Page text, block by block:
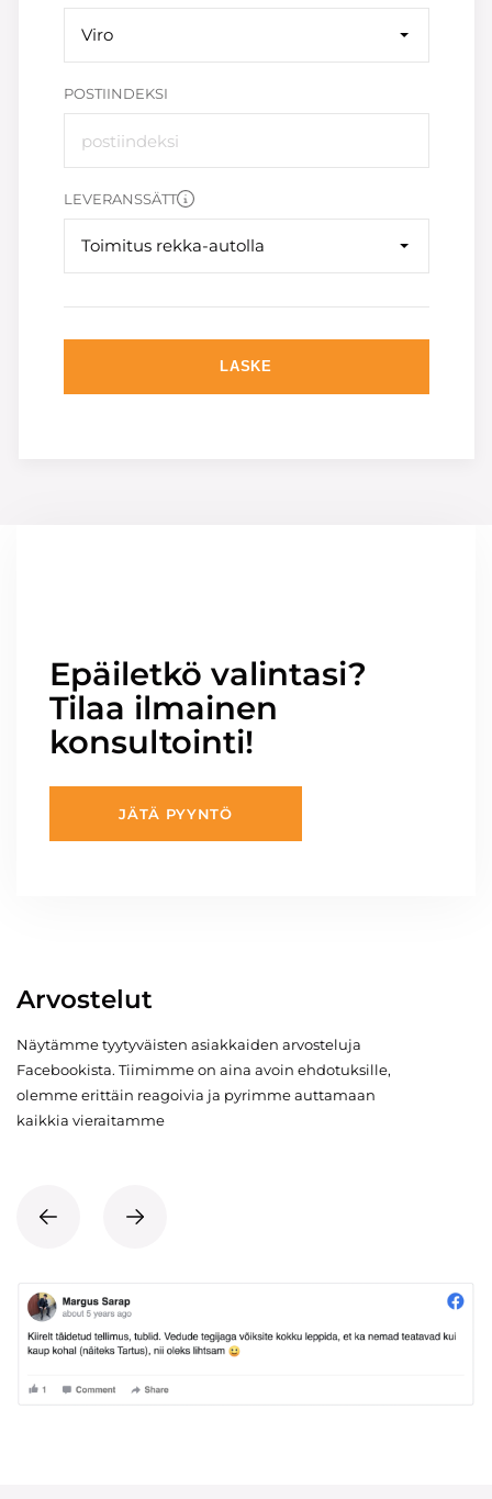
Viro
POSTIINDEKSI
LEVERANSSÄTT
Toimitus rekka-autolla
LASKE
Epäiletkö valintasi?
Tilaa ilmainen
konsultointi!
JÄTÄ PYYNTÖ
Arvostelut
Näytämme tyytyväisten asiakkaiden arvosteluja
Facebookista. Tiimimme on aina avoin ehdotuksille,
olemme erittäin reagoivia ja pyrimme auttamaan
kaikkia vieraitamme